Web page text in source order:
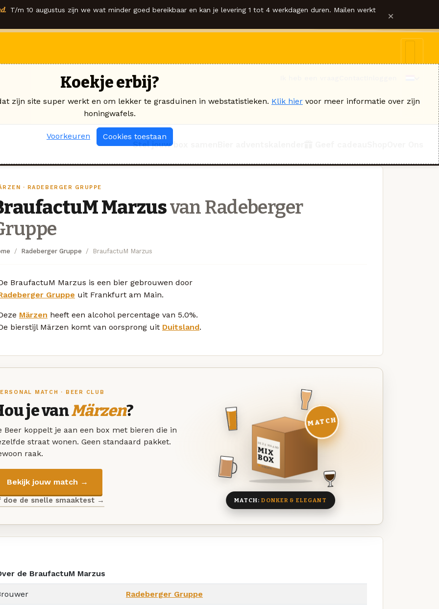
T/m 10 augustus zijn we wat minder goed bereikbaar en kan je levering 1 tot 4 werkdagen duren. Mailen werkt ×
Stel jouw box samen
· RADEBERGER GRUPPE
Marzusvan Radeberger
Radeberger Gruppe BraufactuM Marzus
BraufactuM Marzus is een bier gebrouwen door
Gruppe uit Frankfurt am Main.
Märzen heeft een alcohol percentage van 5.0%.
bierstijl Märzen komt van oorsprong uit Duitsland.
MATCH · BEER CLUB
je vanMärzen?
Beer koppelt je aan een box met bieren die in
straat wonen. Geen standaard pakket.
raak.
Bekijk jouw match →
doe de snelle smaaktest →
DEZE MAAND
MIX
BOX
8 BIEREN
MATCH
MATCH:DONKER & ELEGANT
de BraufactuM Marzus
Radeberger Gruppe
Koekje erbij?
zijn site super werkt en om lekker te grasduinen in webstatistieken. Klik hier voor meer informatie over zijn
honingwafels.
Voorkeuren Cookies toestaan